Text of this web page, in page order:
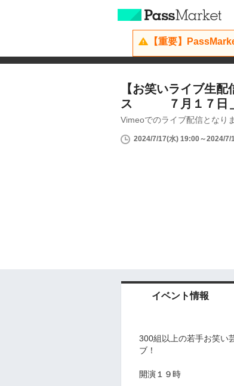
【重要】
【お笑いライブ生
ス ７月１７日
Vimeoでのライブ配信となりま
2024/7/17(水) 19:00～2024/7/
イベント情報
300組以上の若手お笑い
ブ！
開演１９時